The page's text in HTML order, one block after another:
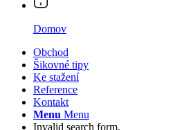
Domov
Obchod
Šikovné tipy
Ke stažení
Reference
Kontakt
Menu Menu
Invalid search form.